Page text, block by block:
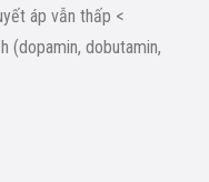
áp vẫn thấp <
(dopamin, dobutamin,